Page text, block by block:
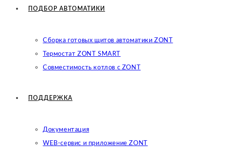
ПОДБОР АВТОМАТИКИ
Сборка готовых щитов автоматики ZONT
Термостат ZONT SMART
Совместимость котлов с ZONT
ПОДДЕРЖКА
Документация
WEB-сервис и приложение ZONT